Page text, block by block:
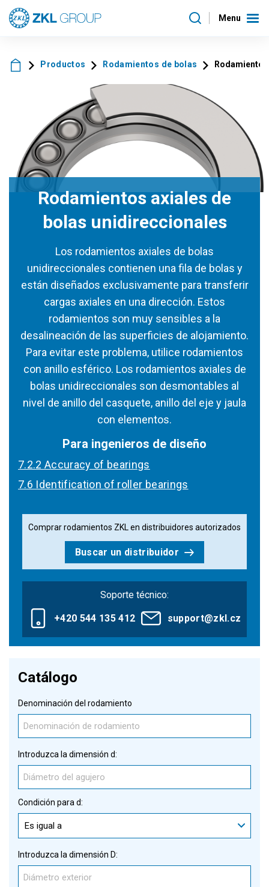
Menu
Productos Rodamientos de bolas
Rodamientos axiales de
bolas unidireccionales
Los rodamientos axiales de bolas
unidireccionales contienen una fila de bolas y
están diseñados exclusivamente para transferir
cargas axiales en una dirección. Estos
rodamientos son muy sensibles a la
desalineación de las superficies de alojamiento.
Para evitar este problema, utilice rodamientos
con anillo esférico. Los rodamientos axiales de
bolas unidireccionales son desmontables al
nivel de anillo del casquete, anillo del eje y jaula
con elementos.
Para ingenieros de diseño
7.2.2 Accuracy of bearings
7.6 Identification of roller bearings
Comprar rodamientos ZKL en distribuidores autorizados
Buscar un distribuidor
Soporte técnico:
+420 544 135 412 support@zkl.cz
Catálogo
Denominación del rodamiento
Introduzca la dimensión d:
Condición para d:
Es igual a
Introduzca la dimensión D: